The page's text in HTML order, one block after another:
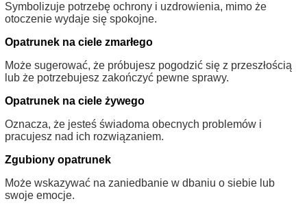
Symbolizuje potrzebę ochrony i uzdrowienia, mimo że
otoczenie wydaje się spokojne.
Opatrunek na ciele zmarłego
Może sugerować, że próbujesz pogodzić się z przeszłością
lub że potrzebujesz zakończyć pewne sprawy.
Opatrunek na ciele żywego
Oznacza, że jesteś świadoma obecnych problemów i
pracujesz nad ich rozwiązaniem.
Zgubiony opatrunek
Może wskazywać na zaniedbanie w dbaniu o siebie lub
swoje emocje.